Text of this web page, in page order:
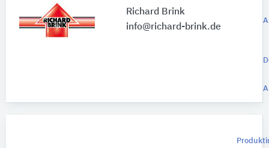
Richard Brink
info@richard-brink.de